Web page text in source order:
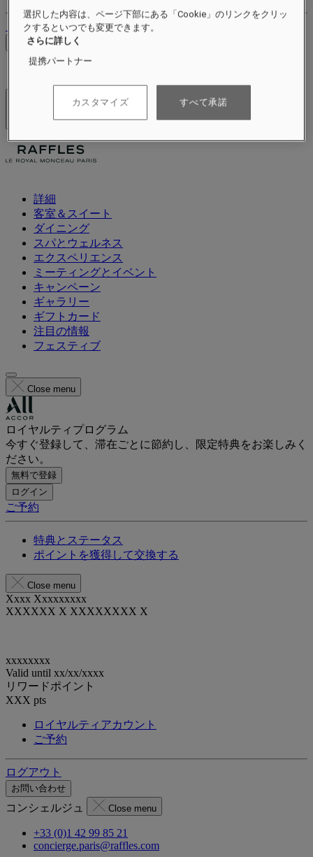
ログアウト
料金を確認
ホテル＆リゾート
メニューを開く
詳細
客室＆スイート
ダイニング
スパとウェルネス
エクスペリエンス
ミーティングとイベント
キャンペーン
ギャラリー
ギフトカード
注目の情報
フェスティブ
Close menu
ロイヤルティプログラム
今すぐ登録して、滞在ごとに節約し、限定特典をお楽しみく
ださい。
無料で登録
ログイン
ご予約
特典とステータス
ポイントを獲得して交換する
Close menu
Xxxx Xxxxxxxxx
XXXXXX X XXXXXXXX X
xxxxxxxx
Valid until xx/xx/xxxx
リワードポイント
XXX pts
ロイヤルティアカウント
ご予約
ログアウト
お問い合わせ
コンシェルジュ Close menu
+33 (0)1 42 99 85 21
concierge.paris@raffles.com
選択した内容は、ページ下部にある「Cookie」のリンクをクリッ
クするといつでも変更できます。
さらに詳しく
提携パートナー
カスタマイズ すべて承諾